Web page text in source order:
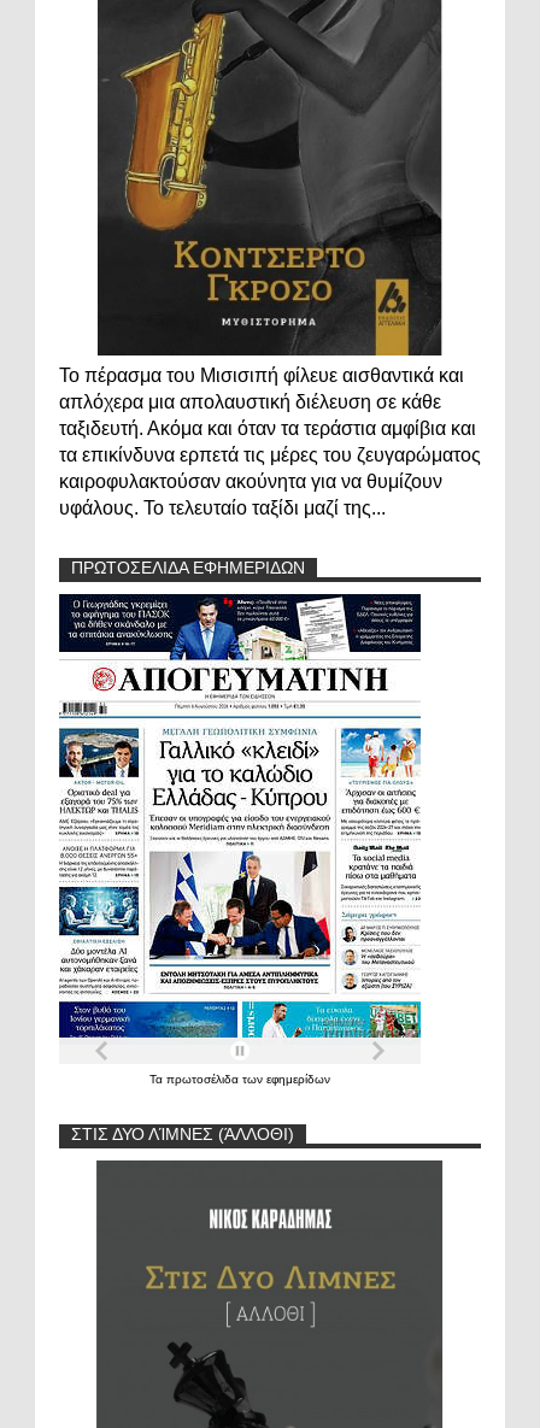
Το πέρασμα του Μισισιπή φίλευε αισθαντικά και
απλόχερα μια απολαυστική διέλευση σε κάθε
ταξιδευτή. Ακόμα και όταν τα τεράστια αμφίβια και
τα επικίνδυνα ερπετά τις μέρες του ζευγαρώματος
καιροφυλακτούσαν ακούνητα για να θυμίζουν
υφάλους. Το τελευταίο ταξίδι μαζί της...
ΠΡΩΤΟΣΕΛΙΔΑ ΕΦΗΜΕΡΙΔΩΝ
Τα πρωτοσέλιδα των εφημερίδων
ΣΤΙΣ ΔΥΟ ΛΊΜΝΕΣ (ΆΛΛΟΘΙ)